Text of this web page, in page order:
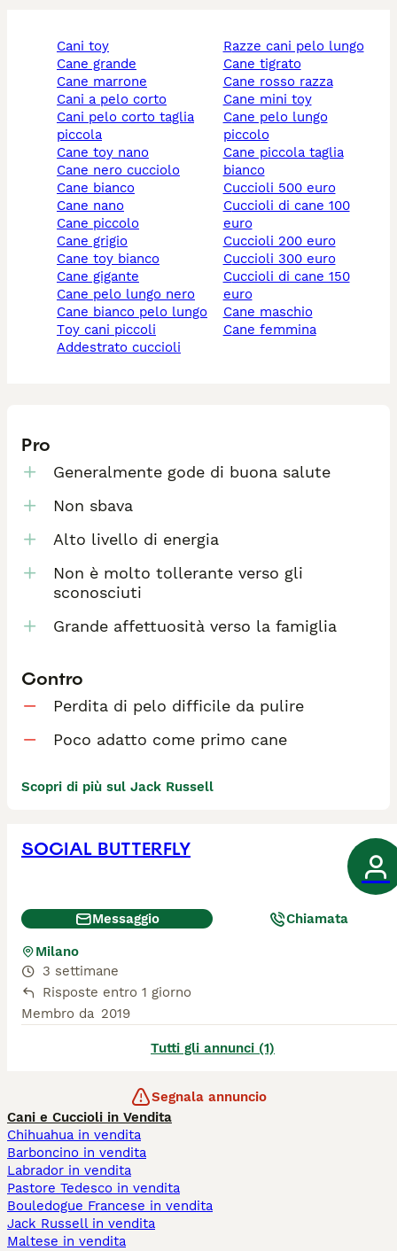
cani toy
cane grande
cane marrone
cani a pelo corto
cani pelo corto taglia
piccola
cane toy nano
cane nero cucciolo
cane bianco
cane nano
cane piccolo
cane grigio
cane toy bianco
cane gigante
cane pelo lungo nero
cane bianco pelo lungo
toy cani piccoli
addestrato cuccioli
razze cani pelo lungo
cane tigrato
cane rosso razza
cane mini toy
cane pelo lungo
piccolo
cane piccola taglia
bianco
cuccioli 500 euro
cuccioli di cane 100
euro
cuccioli 200 euro
cuccioli 300 euro
cuccioli di cane 150
euro
cane maschio
cane femmina
Pro
Generalmente gode di buona salute
Non sbava
Alto livello di energia
Non è molto tollerante verso gli
sconosciuti
Grande affettuosità verso la famiglia
Contro
Perdita di pelo difficile da pulire
Poco adatto come primo cane
Scopri di più sul Jack Russell
SOCIAL BUTTERFLY
Messaggio Chiamata
Milano
3 settimane
Risposte entro 1 giorno
Membro da 2019
Tutti gli annunci (1)
Segnala annuncio
Cani e Cuccioli in Vendita
Chihuahua in vendita
Barboncino in vendita
Labrador in vendita
Pastore Tedesco in vendita
Bouledogue Francese in vendita
Jack Russell in vendita
Maltese in vendita